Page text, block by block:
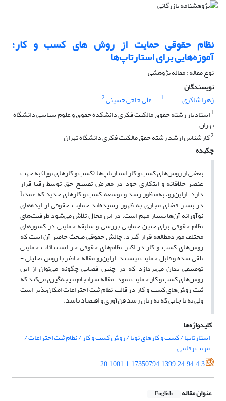
نظام حقوقی حمایت از روش های کسب و کار؛
آموزه‌هایی برای استارتاپ‌ها
نوع مقاله : مقاله پژوهشی
نویسندگان
زهرا شاکری
1 علی حاجی حسینی2
1استادیار رشته حقوق مالکیت فکری دانشکده حقوق و علوم سیاسی دانشگاه
تهران
2کارشناس ارشد رشته حقق مالکیت فکری دانشگاه تهران
چکیده
بعضی از روش‌های کسب و کار استارتاپ‌ها (کسب و کارهای نوپا) به جهت
عنصر خلاقانه و ابتکاری خود در معرض تضییع حق توسط رقبا قرار
دارد. ازاین‌رو، به‌منظور رشد و توسعه کسب و کارهای جدید که عمدتاً
در بستر فضای مجازی به ظهور رسیده‌اند حمایت حقوقی از ایده‌های
نوآورانه آن‌ها بسیار مهم است. در این مجال تلاش می‌شود ظرفیت‌های
نظام حقوقی برای چنین حمایتی بررسی و سابقه حمایتی در کشورهای
مختلف موردمطالعه قرار گیرد. چالش حقوقی مبحث حاضر آن است که
روش‌های کسب و کار در اکثر نظام‌های حقوقی جز استثنائات حمایتی
تلقی شده و قابل حمایت نیستند. ازاین‌رو مقاله حاضر با روش تحلیلی -
توصیفی بدان می‌پردازد که در چنین فضایی چگونه می‌توان از این
روش‌های کسب و کار حمایت نمود. مقاله سرانجام نتیجه‌گیری می‌کند که
ثبت روش‌های کسب و کار در قالب نظام ثبت اختراعات امکان‌پذیر است
ولی نه تا جایی که به زیان رشد فن‌آوری و اقتصاد باشد.
کلیدواژه‌ها
استارتاپها / کسب و کارهای نوپا / روش کسب و کار / نظام ثبت اختراعات /
مزیت رقابتی
20.1001.1.17350794.1399.24.94.4.3
عنوان مقاله English